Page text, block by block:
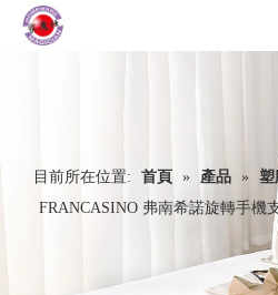
目前所在位置: 首頁 » 產品 » 塑
FRANCASINO 弗南希諾旋轉手機